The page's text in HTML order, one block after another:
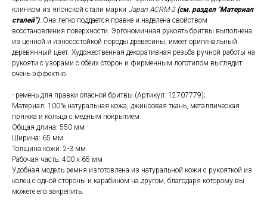
клинком из японской стали марки Japan ACRM-2(см. раздел "Материал
сталей"). Она легко поддается правке и наделена свойством
восстановления поверхности. Эргономичная рукоять бритвы выполнена
из ценной и износостойкой породы древесины, имеет оригинальный
деревянный цвет. Художественная декоративная резьба ручной работы на
рукояти с узорами с обеих сторон и фирменным логотипом выглядит
очень эффектно.
- ремень для правки опасной бритвы (Артикул: 12707779);
Материал: 100% натуральная кожа, джинсовая ткань, металлическая
пряжка и кольца с медным покрытием.
Общая длина: 550 мм
Ширина: 65 мм
Толщина кожи: 2-3 мм
Рабочая часть: 400 х 65 мм
Удобная модель ремня изготовлена из натуральной кожи с рукояткой из
колец с одной стороны и карабином на другом, благодаря которому вы
можете его закрепить.